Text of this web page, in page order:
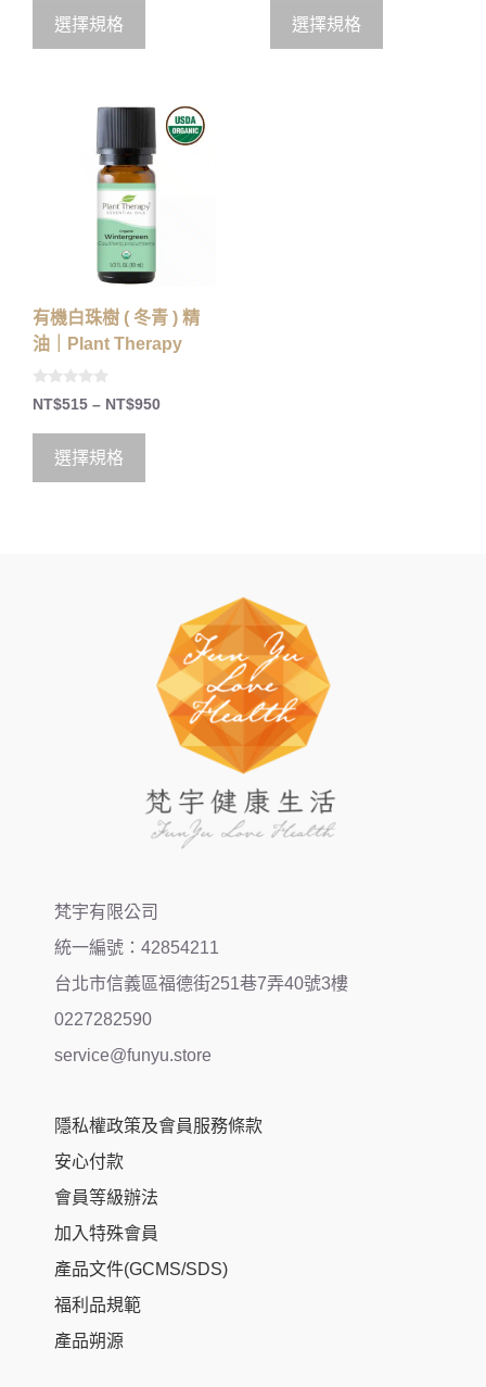
t
5
選擇規格
t
5
選擇規格
有機白珠樹 ( 冬青 ) 精
油｜Plant Therapy
0
o
5
NT$515 – NT$950
選擇規格
梵宇有限公司
統一編號：42854211
台北市信義區福德街251巷7弄40號3樓
0227282590
service@funyu.store
隱私權政策及會員服務條款
安心付款
會員等級辦法
加入特殊會員
產品文件(GCMS/SDS)
福利品規範
產品朔源